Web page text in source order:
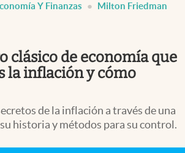
Colombia
Y Finanzas Milton Friedman
clásico de economía que
la inflación y cómo
de la inflación a través de una
historia y métodos para su control.